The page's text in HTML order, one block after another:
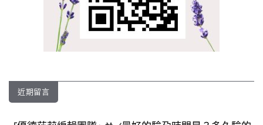
近期留言